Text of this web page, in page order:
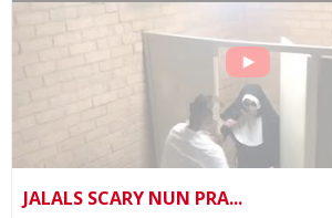
JALALS SCARY NUN PRA...